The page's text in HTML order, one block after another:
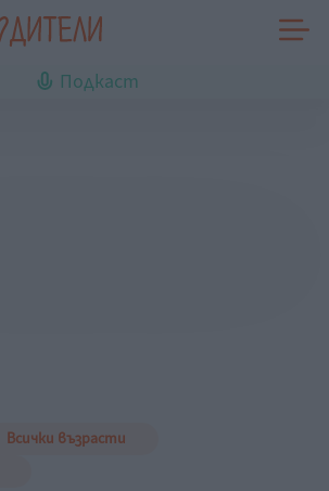
Подкаст
Всички възрасти